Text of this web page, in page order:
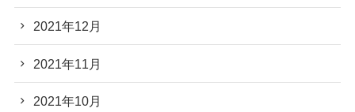
2021年12月
2021年11月
2021年10月